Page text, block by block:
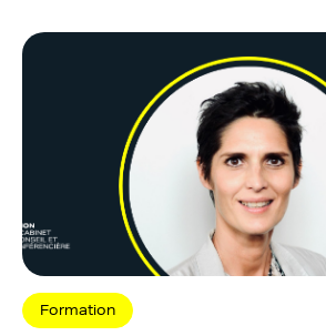
Formation